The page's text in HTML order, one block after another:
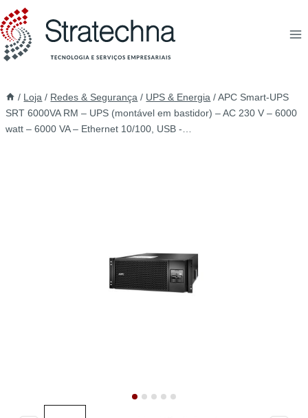
/ Loja / Redes & Segurança / UPS & Energia / APC Smart-UPS
SRT 6000VA RM – UPS (montável em bastidor) – AC 230 V – 6000
watt – 6000 VA – Ethernet 10/100, USB -…